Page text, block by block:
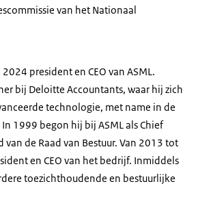
van het Nationaal
president en CEO van ASML.
bij Deloitte Accountants, waar hij zich
technologie, met name in de
1999 begon hij bij ASML als Chief
van de Raad van Bestuur. Van 2013 tot
en CEO van het bedrijf. Inmiddels
toezichthoudende en bestuurlijke